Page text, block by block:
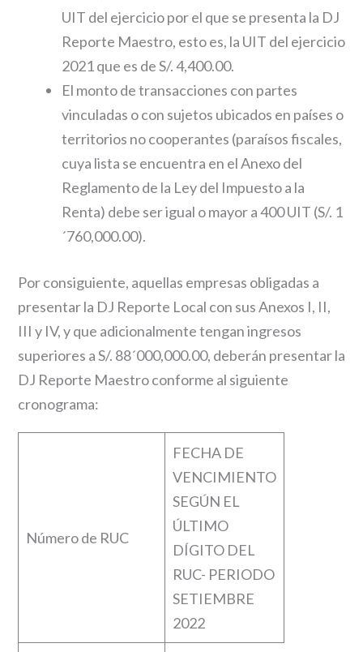
UIT del ejercicio por el que se presenta la DJ
Reporte Maestro, esto es, la UIT del ejercicio
2021 que es de S/. 4,400.00.
El monto de transacciones con partes
vinculadas o con sujetos ubicados en países o
territorios no cooperantes (paraísos fiscales,
cuya lista se encuentra en el Anexo del
Reglamento de la Ley del Impuesto a la
Renta) debe ser igual o mayor a 400 UIT (S/. 1
´760,000.00).
Por consiguiente, aquellas empresas obligadas a
presentar la DJ Reporte Local con sus Anexos I, II,
III y IV, y que adicionalmente tengan ingresos
superiores a S/. 88´000,000.00, deberán presentar la
DJ Reporte Maestro conforme al siguiente
cronograma:
Número de RUC
FECHA DE
VENCIMIENTO
SEGÚN EL
ÚLTIMO
DÍGITO DEL
RUC- PERIODO
SETIEMBRE
2022